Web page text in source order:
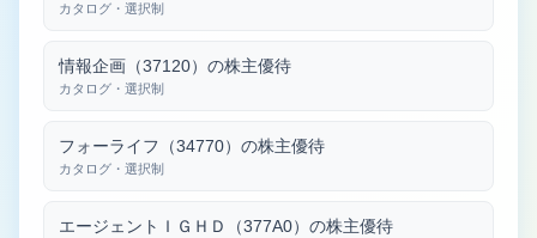
カタログ・選択制
情報企画（37120）の株主優待
カタログ・選択制
フォーライフ（34770）の株主優待
カタログ・選択制
エージェントＩＧＨＤ（377A0）の株主優待